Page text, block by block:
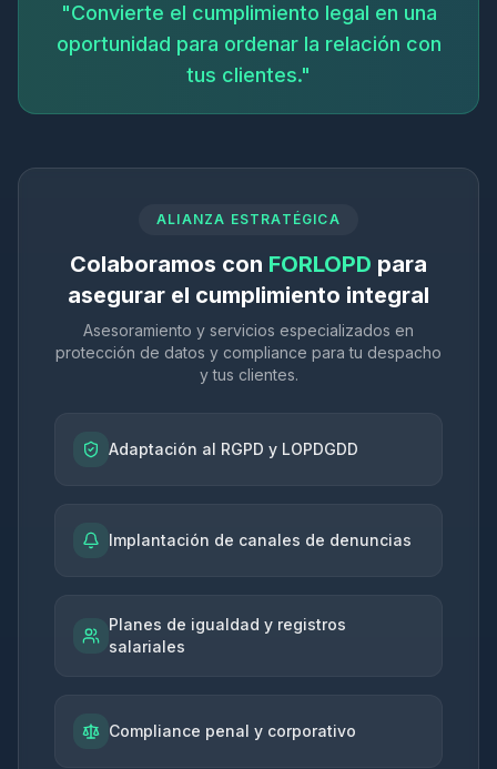
"Convierte el cumplimiento legal en una
oportunidad para ordenar la relación con
tus clientes."
ALIANZA ESTRATÉGICA
Colaboramos con FORLOPD para
asegurar el cumplimiento integral
Asesoramiento y servicios especializados en
protección de datos y compliance para tu despacho
y tus clientes.
Adaptación al RGPD y LOPDGDD
Implantación de canales de denuncias
Planes de igualdad y registros
salariales
Compliance penal y corporativo